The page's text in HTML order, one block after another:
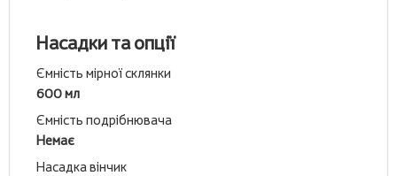
Насадки та опції
Ємність мірної склянки
600 мл
Ємність подрібнювача
Немає
Насадка вінчик